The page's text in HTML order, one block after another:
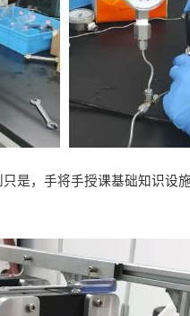
是，手将手授课基础知识设